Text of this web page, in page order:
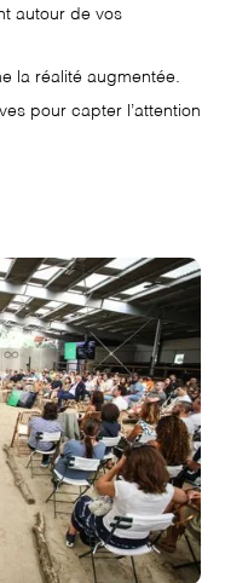
autour de vos
la réalité augmentée.
pour capter l’attention